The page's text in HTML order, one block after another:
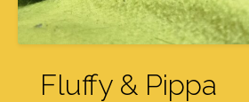
Fluffy & Pippa